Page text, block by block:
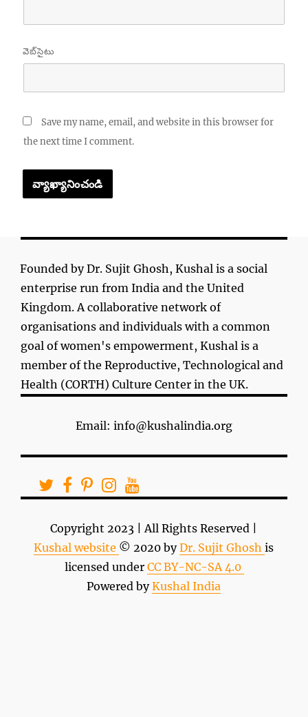
వెబ్‌సైటు
Save my name, email, and website in this browser for
the next time I comment.
Founded by Dr. Sujit Ghosh, Kushal is a social
enterprise run from India and the United
Kingdom. A collaborative network of
organisations and individuals with a common
goal of women's empowerment, Kushal is a
member of the Reproductive, Technological and
Health (CORTH) Culture Center in the UK.
Email: info@kushalindia.org
Copyright 2023 | All Rights Reserved |
Kushal website © 2020 byDr. Sujit Ghosh is
licensed under CC BY-NC-SA 4.0
Powered byKushal India